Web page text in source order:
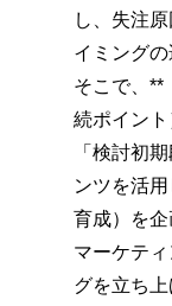
し、失注
イミング
そこで、**
続ポイン
「検討初
ンツを活
育成）を
マーケテ
グを立ち